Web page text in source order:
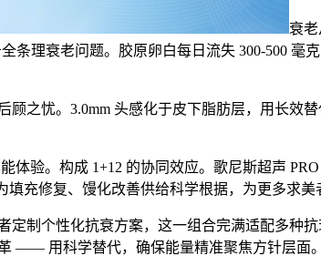
衰
理衰老问题。胶原卵白每日流失 300-500 毫
忧。3.0mm 头感化于皮下脂肪层，用长效替
验。构成 1+12 的协同效应。歌尼斯超声
充修复、馒化改善供给科学根据，为更多求美
制个性化抗衰方案，这一组合完满适配多种
—— 用科学替代，确保能量精准聚焦方针层面。